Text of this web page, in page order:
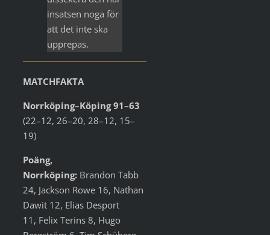
insatsen noga för
att det inte ska
upprepas.
MATCHFAKTA
Norrköping–Köping 91–63
(22–12, 26–20, 28–12, 15–
19)
Poäng,
Norrköping: Brandon Tabb
24, Jackson Rowe 16, Nathan
Dawit 12, Elias Desport
11, Felix Terins 8, Hugo